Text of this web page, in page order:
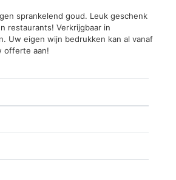
sprankelend goud. Leuk geschenk
restaurants! Verkrijgbaar in
Uw eigen wijn bedrukken kan al vanaf
offerte aan!